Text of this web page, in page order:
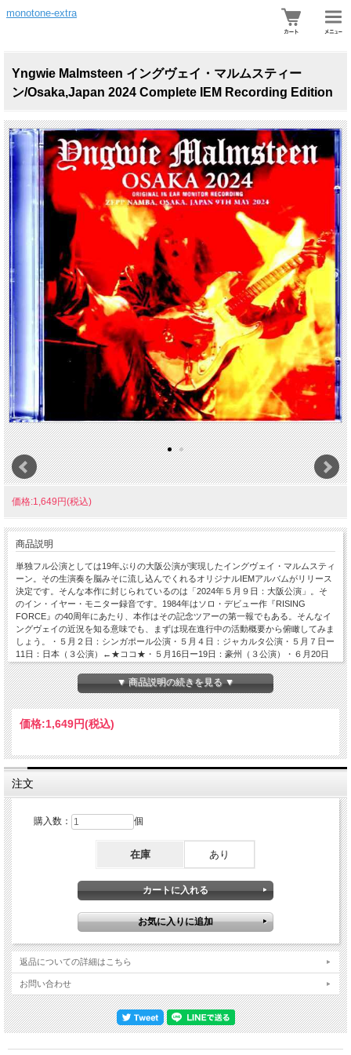
monotone-extra
Yngwie Malmsteen イングヴェイ・マルムスティー
ン/Osaka,Japan 2024 Complete IEM Recording Edition
価格:1,649円(税込)
商品説明
単独フル公演としては19年ぶりの大阪公演が実現したイングヴェイ・マルムスティ
ーン。その生演奏を脳みそに流し込んでくれるオリジナルIEMアルバムがリリース
決定です。そんな本作に封じられているのは「2024年５月９日：大阪公演」。そ
のイン・イヤー・モニター録音です。1984年はソロ・デビュー作『RISING
FORCE』の40周年にあたり、本作はその記念ツアーの第一報でもある。そんなイ
ングヴェイの近況を知る意味でも、まずは現在進行中の活動概要から俯瞰してみま
しょう。・５月２日：シンガポール公演・５月４日：ジャカルタ公演・５月７日ー
11日：日本（３公演）←★ココ★・５月16日ー19日：豪州（３公演）・６月20日
ー７月７日：欧州（９公演）これが現在までに公表されている2024年のスケジュ
ール。夏の欧州ツアーまで決まっており、これから下半期の日程も発表になってい
くでしょう。2024年は５月から活動を開始しており、シンガポール／ジャカルタ
公演をウォームアップ代わり（？）にして日本へ上陸。本作の大阪公演は、全３公
演のうち中日にあたるコンサートでした。来日３公演の極上級オーディエンス録音
が一挙リリースとなりますが、本作はそれとはまったくの別モノ。“Zepp
やノイジーなので不安がよぎるものの、その後すぐに安定。さすがにオフィシャル
級とはいかないものの、IEMならではのムキ出しの演奏音がビビッドに脳みそに流
し込まれます。そして、その生演奏こそが超オモシロい。この手の音源は誰のIEM
かによって大きく個性が変わるのですが、本作の場合はキーボード／ヴォーカルを
のショウはギターの音がバカでかいミックスで知られ、他の楽器はスポイルされが
ち。それでも土台となるリズム隊は聴きやすかったりしますが、裏メロやコード感
の補強が多いキーボードは聞き取りづらかったりします。ところが、本作は真逆。
キーボードとヴォーカルが主役となり、ギターがサポート的なのです。もっとも、
あくまでミックス・バランスの話であって小さい音量でもイングヴェイは大暴れ
（笑）ですが、影に隠れていたキーボードワークは実に煌びやかでパッセージも速
く、美しい。イングヴェイだから仕方がないとは言え、これだけの演奏がギターの
サウンドで描かれるのは、今回の来日で最も『RISING FORCE』カラーが濃厚だ
ったフルショウ。全３公演ともソロデビュー作のＡ面曲をすべて演奏していました
が、大阪だけは「As Above, So Below」も追加されたのです。最後に、そのフルセ
Ships Are Burned／Far Beyond The Sun／Evil Eye／As Above, So Below（★★）
／Black Star・その他：Rising Force／Like An Angel (For April)／Seventh Sign／
Trilogy (Vengeance)／Blue（★）／You Don't Remember, I'll Never Forget それ以
降・ワールド・オン・ファイア：Top Down, Foot Down-No Rest For The Wicked
／Soldier／Into Valhalla-Baroque & Roll・パラベラム：Relentless Fury／Wolves At
The Door／(Si Vis Pacem) Parabellum・その他：Overture-Arpeggios From
▼ 商品説明の続きを見る ▼
価格:1,649円(税込)
注文
購入数： 個
在庫 あり
返品についての詳細はこちら
お問い合わせ